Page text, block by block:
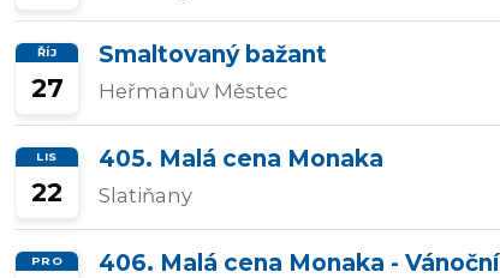
ŘÍJ
27
Smaltovaný bažant
Heřmanův Městec
LIS
22
405. Malá cena Monaka
Slatiňany
PRO 406. Malá cena Monaka - Vánoční